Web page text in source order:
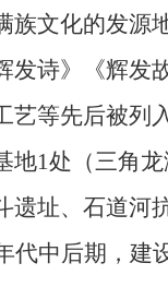
化的发源
发诗》《辉发
等先后被列
地1处（三角
遗址、石道
代中后期，